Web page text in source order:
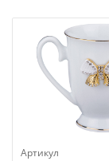
Артикул